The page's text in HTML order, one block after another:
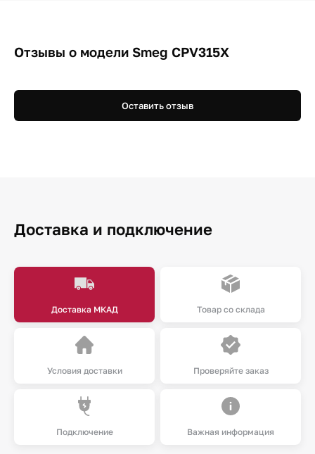
Отзывы о модели Smeg CPV315X
Оставить отзыв
Доставка и подключение
Доставка МКАД Товар со склада
Условия доставки Проверяйте заказ
Подключение Важная информация